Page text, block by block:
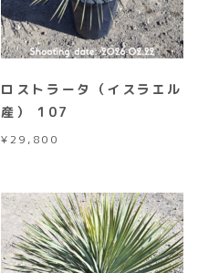
ロストラータ（イスラエル
産） 107
¥29,800